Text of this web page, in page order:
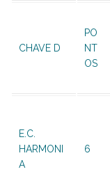
CHAVE D
PO
NT
OS
E.C.
HARMONI
A
6